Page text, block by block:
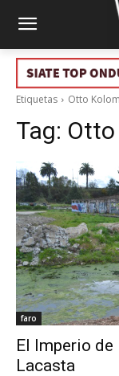
Etiquetas Otto
Tag:
faro
El Imperio
Lacasta